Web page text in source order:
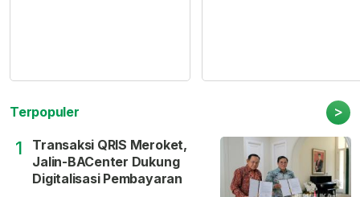
Terpopuler >
1
Transaksi QRIS Meroket,
Jalin-BACenter Dukung
Digitalisasi Pembayaran